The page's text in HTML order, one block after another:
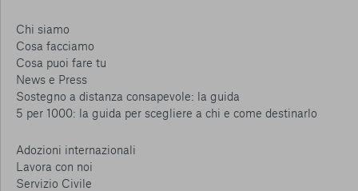
Chi siamo
Cosa facciamo
Cosa puoi fare tu
News e Press
Sostegno a distanza consapevole: la guida
5 per 1000: la guida per scegliere a chi e come destinarlo
Adozioni internazionali
Lavora con noi
Servizio Civile